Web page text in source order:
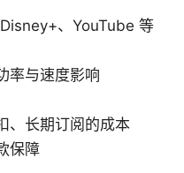
、YouTube 等
率与速度影响
、长期订阅的成本
保障